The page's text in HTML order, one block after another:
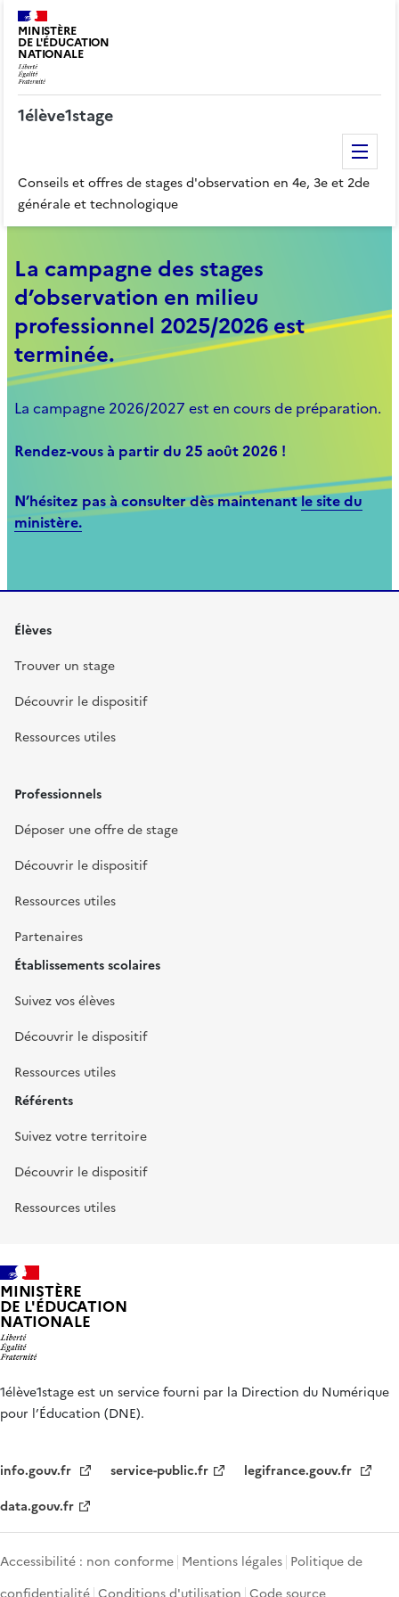
MINISTÈRE
DE L'ÉDUCATION
NATIONALE
1élève1stage
Conseils et offres de stages d'observation en 4e, 3e et 2de
générale et technologique
La campagne des stages
d’observation en milieu
professionnel 2025/2026 est
terminée.
La campagne 2026/2027 est en cours de préparation.
Rendez-vous à partir du 25 août 2026 !
N’hésitez pas à consulter dès maintenantle site du
ministère.
Élèves
Trouver un stage
Découvrir le dispositif
Ressources utiles
Professionnels
Déposer une offre de stage
Découvrir le dispositif
Ressources utiles
Partenaires
Établissements scolaires
Suivez vos élèves
Découvrir le dispositif
Ressources utiles
Référents
Suivez votre territoire
Découvrir le dispositif
Ressources utiles
MINISTÈRE
DE L'ÉDUCATION
NATIONALE
1élève1stage est un service fourni par la Direction du Numérique
pour l’Éducation (DNE).
info.gouv.fr service-public.fr
legifrance.gouv.fr
data.gouv.fr
Accessibilité : non conforme Mentions légales Politique de